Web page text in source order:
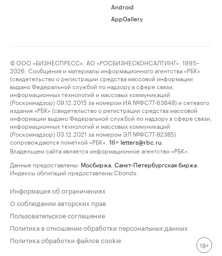
Android
AppGallery
© ООО «БИЗНЕСПРЕСС», АО «РОСБИЗНЕСКОНСАЛТИНГ», 1995–
2026. Сообщения и материалы информационного агентства «РБК»
(свидетельство о регистрации средства массовой информации
выдано Федеральной службой по надзору в сфере связи,
информационных технологий и массовых коммуникаций
(Роскомнадзор) 09.12.2015 за номером ИА №ФС77-63848) и сетевого
издания «РБК» (свидетельство о регистрации средства массовой
информации выдано Федеральной службой по надзору в сфере связи,
информационных технологий и массовых коммуникаций
(Роскомнадзор) 03.12.2021 за номером ЭЛ №ФС77-82385)
сопровождаются пометкой «РБК».
18+ letters@rbc.ru
Владельцем сайта является информационное агентство «РБК».
Данные предоставлены: Мосбиржа Санкт-Петербургская биржа
Индексы облигаций предоставлены Cbonds.
Информация об ограничениях
О соблюдении авторских прав
Пользовательское соглашение
Политика в отношении обработки персональных данных
Политика обработки файлов cookie
18+